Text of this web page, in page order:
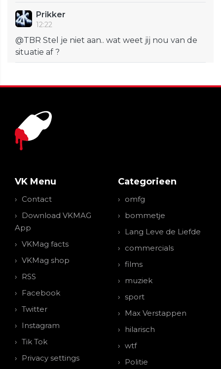
Prikker
12:22
@TBR Stel je niet aan.. wat weet jij nou van de
situatie af ?
VK Menu
Contact
Download VKMAG
App
VKMag facts
VKMag shop
RSS
Facebook
Twitter
Instagram
Tik Tok
Privacy settings
Categorieen
omfg
bommetje
Lang Leve de Liefde
commercials
films
muziek
sport
Max Verstappen
hilarisch
wtf
Politie